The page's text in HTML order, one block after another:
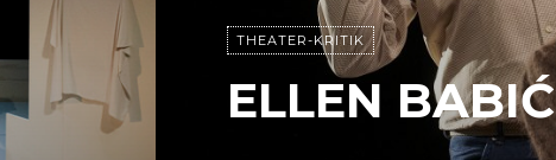
THEATER-KRITIK
ELLEN BABIĆ